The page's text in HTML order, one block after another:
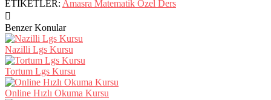
ETİKETLER: Amasra Matematik Özel Ders
Benzer Konular
Nazilli Lgs Kursu
Tortum Lgs Kursu
Online Hızlı Okuma Kursu